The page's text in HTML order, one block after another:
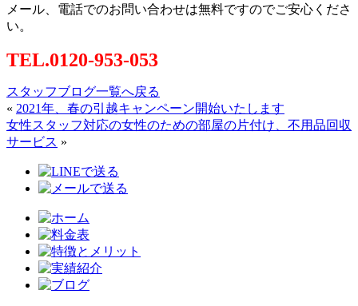
メール、電話でのお問い合わせは無料ですのでご安心くださ
い。
TEL.0120-953-053
スタッフブログ一覧へ戻る
« 2021年、春の引越キャンペーン開始いたします
女性スタッフ対応の女性のための部屋の片付け、不用品回収
サービス »